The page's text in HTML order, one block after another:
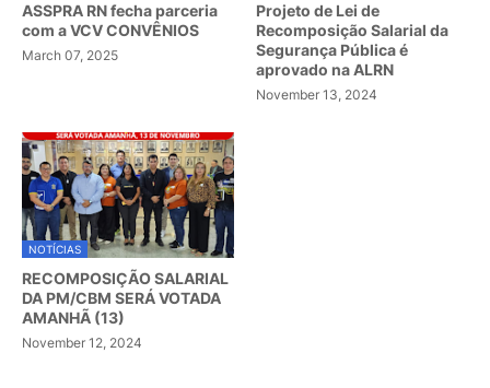
ASSPRA RN fecha parceria
com a VCV CONVÊNIOS
March 07, 2025
Projeto de Lei de
Recomposição Salarial da
Segurança Pública é
aprovado na ALRN
November 13, 2024
NOTÍCIAS
RECOMPOSIÇÃO SALARIAL
DA PM/CBM SERÁ VOTADA
AMANHÃ (13)
November 12, 2024